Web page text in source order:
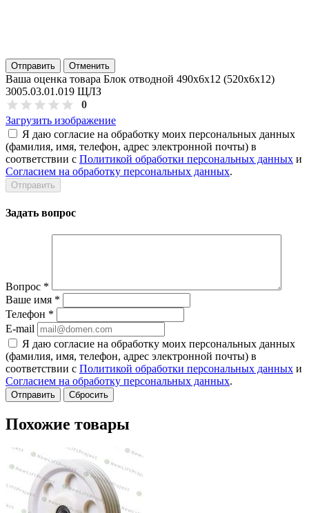
Отправить Отменить
Ваша оценка товара Блок отводной 490х6х12 (520х6х12)
3005.03.01.019 ЩЛЗ
0
Загрузить изображение
Я даю согласие на обработку моих персональных данных
(фамилия, имя, телефон, адрес электронной почты) в
соответствии с Политикой обработки персональных данных и
Согласием на обработку персональных данных.
Задать вопрос
Вопрос *
Ваше имя *
Телефон *
E-mail
Я даю согласие на обработку моих персональных данных
(фамилия, имя, телефон, адрес электронной почты) в
соответствии с Политикой обработки персональных данных и
Согласием на обработку персональных данных.
Сбросить
Похожие товары